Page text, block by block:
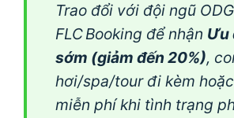
Trao đổi với đội ngũ
FLC Booking để nhận Ưu
sớm (giảm đến 20%),
hơi/spa/tour đi kèm
miễn phí khi tình trạng